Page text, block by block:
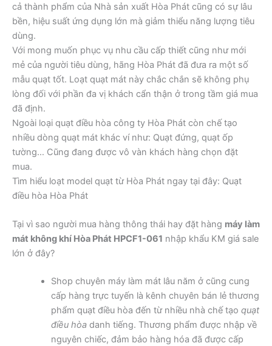
cả thành phẩm của Nhà sản xuất Hòa Phát cũng có sự lâu
bền, hiệu suất ứng dụng lớn mà giảm thiểu năng lượng tiêu
dùng.
Với mong muốn phục vụ nhu cầu cấp thiết cũng như mới
mẻ của người tiêu dùng, hãng Hòa Phát đã đưa ra một số
mẫu quạt tốt. Loạt quạt mát này chắc chắn sẽ không phụ
lòng đối với phần đa vị khách cẩn thận ở trong tầm giá mua
đã định.
Ngoài loại quạt điều hòa công ty Hòa Phát còn chế tạo
nhiều dòng quạt mát khác ví như: Quạt đứng, quạt ốp
tường… Cũng đang được vô vàn khách hàng chọn đặt
mua.
Tìm hiểu loạt model quạt từ Hòa Phát ngay tại đây: Quạt
điều hòa Hòa Phát
Tại vì sao người mua hàng thông thái hay đặt hàng máy làm
mát không khí Hòa Phát HPCF1-061 nhập khẩu KM giá sale
lớn ở đây?
Shop chuyên máy làm mát lâu năm ở cũng cung
cấp hàng trực tuyến là kênh chuyên bán lẻ thương
phẩm quạt điều hòa đến từ nhiều nhà chế tạo quạt
điều hòadanh tiếng. Thương phẩm được nhập về
nguyên chiếc, đảm bảo hàng hóa đã được cấp